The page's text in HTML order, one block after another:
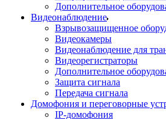
Дополнительное
Видеонаблюдение
Взрывозащищенное
Видеокамеры
Видеонаблюдение для
Видеорегистраторы
Дополнительное
Защита сигнала
Передача сигнала
Домофония и переговорные
IP-домофония